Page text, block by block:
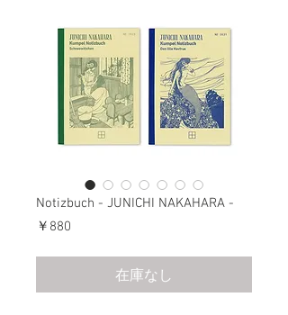
Notizbuch - JUNICHI NAKAHARA -
￥880
在庫なし